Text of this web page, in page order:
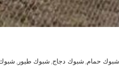
شبوك حمام, شبوك دجاج, شبوك طيور,